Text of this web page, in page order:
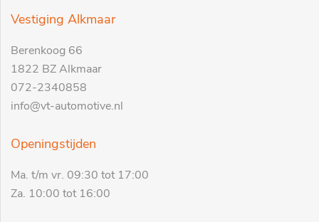
Vestiging Alkmaar
Berenkoog 66
1822 BZ Alkmaar
072-2340858
info@vt-automotive.nl
Openingstijden
Ma. t/m vr. 09:30 tot 17:00
Za. 10:00 tot 16:00